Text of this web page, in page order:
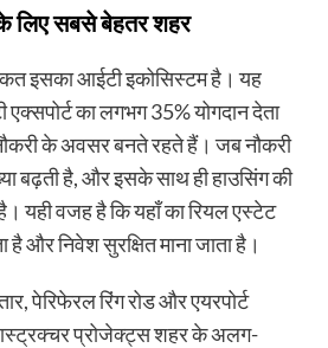
लिए सबसे बेहतर शहर
इसका आईटी इकोसिस्टम है। यह
का लगभग 35% योगदान देता
के अवसर बनते रहते हैं। जब नौकरी
बढ़ती है, और इसके साथ ही हाउसिंग की
यही वजह है कि यहाँ का रियल एस्टेट
है और निवेश सुरक्षित माना जाता है।
पेरिफेरल रिंग रोड और एयरपोर्ट
प्रोजेक्ट्स शहर के अलग-